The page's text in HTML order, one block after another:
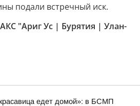
подали встречный иск.
"Ариг Ус | Бурятия | Улан-
едет домой»: в БСМП